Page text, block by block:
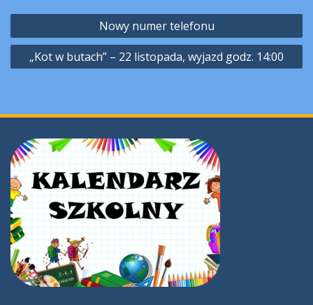
Nawigacja
wpisu
Nowy numer telefonu
„Kot w butach” – 22 listopada, wyjazd godz. 14:00